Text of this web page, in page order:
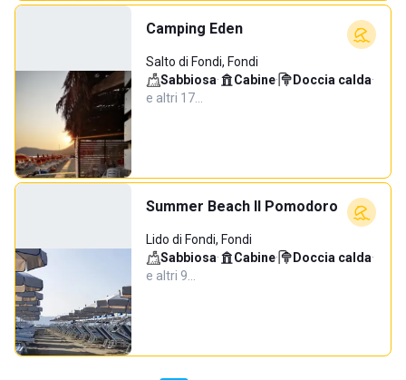
Camping Eden
Salto di Fondi, Fondi
Sabbiosa· Cabine· Doccia calda·
e altri 17…
Summer Beach Il Pomodoro
Lido di Fondi, Fondi
Sabbiosa· Cabine· Doccia calda·
e altri 9…